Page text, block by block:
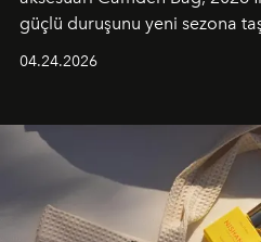
güçlü duruşunu yeni sezona
04.24.2026